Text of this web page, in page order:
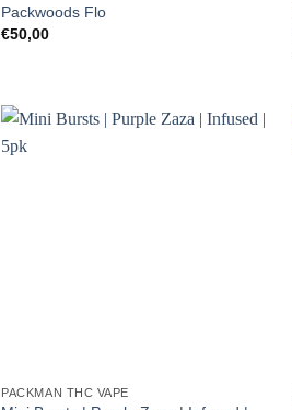
Packwoods Flo
€50,00
PACKMAN THC VAPE